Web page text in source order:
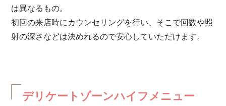
は異なるもの。
初回の来店時にカウンセリングを行い、そこで回数や照
射の深さなどは決めれるので安心していただけます。
デリケートゾーンハイフメニュー